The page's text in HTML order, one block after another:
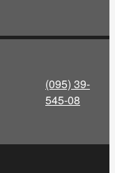
(095) 39-
545-08